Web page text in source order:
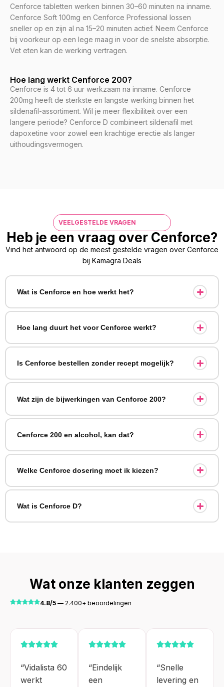
Cenforce tabletten werken binnen 30–60 minuten na inname.
Cenforce Soft 100mg en Cenforce Professional lossen
sneller op en zijn al na 15–20 minuten actief. Neem Cenforce
bij voorkeur op een lege maag in voor de snelste absorptie.
Vet eten kan de werking vertragen.
Hoe lang werkt Cenforce 200?
Cenforce is 4 tot 6 uur werkzaam na inname. Cenforce
200mg heeft de sterkste en langste werking binnen het
sildenafil-assortiment. Wil je meer flexibiliteit over een
langere periode? Cenforce D combineert sildenafil met
dapoxetine voor zowel een krachtige erectie als langer
uithoudingsvermogen.
VEELGESTELDE VRAGEN
Heb je een vraag over Cenforce?
Vind het antwoord op de meest gestelde vragen over Cenforce
bij Kamagra Deals
Wat is Cenforce en hoe werkt het?
Hoe lang duurt het voor Cenforce werkt?
Is Cenforce bestellen zonder recept mogelijk?
Wat zijn de bijwerkingen van Cenforce 200?
Cenforce 200 en alcohol, kan dat?
Welke Cenforce dosering moet ik kiezen?
Wat is Cenforce D?
Wat onze klanten zeggen
4.8/5 — 2.400+ beoordelingen
“Vidalista 60
werkt
“Eindelijk
een
“Snelle
levering en